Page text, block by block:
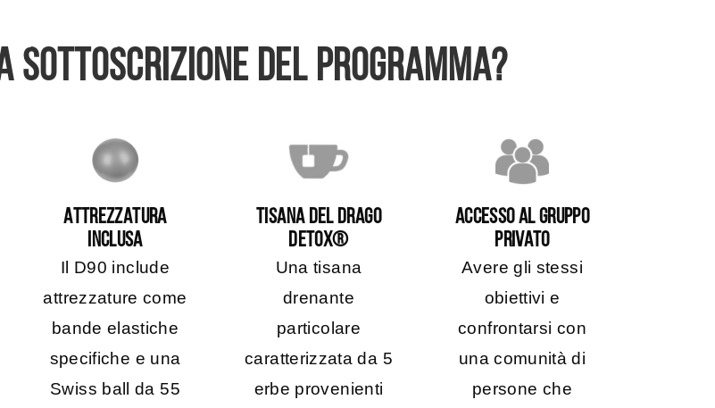
SOTTOSCRIZIONE DEL PROGRAMMA?
ATTREZZATURA
INCLUSA
Il D90 include
attrezzature come
bande elastiche
specifiche e una
Swiss ball da 55
TISANA DEL DRAGO
DETOX®
Una tisana
drenante
particolare
caratterizzata da 5
erbe provenienti
ACCESSO AL GRUPPO
PRIVATO
Avere gli stessi
obiettivi e
confrontarsi con
una comunità di
persone che